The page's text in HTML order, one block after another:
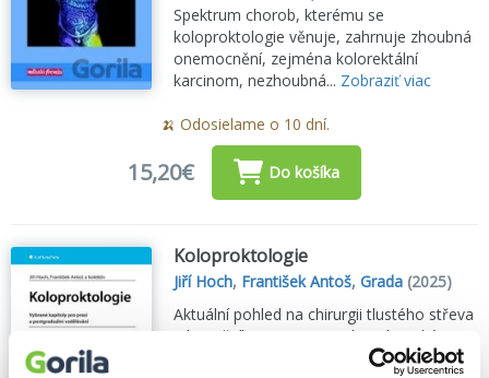
Spektrum chorob, kterému se
koloproktologie věnuje, zahrnuje zhoubná
onemocnění, zejména kolorektální
karcinom, nezhoubná... Zobraziť viac
🍌 Odosielame o 10 dní.
15,20€ Do košíka
Koloproktologie
Jiří Hoch, František Antoš,Grada (2025)
Aktuální pohled na chirurgii tlustého střeva
a konečníku. Miniinvazivní a robotické
metody, diagnostika, léčba a organizace